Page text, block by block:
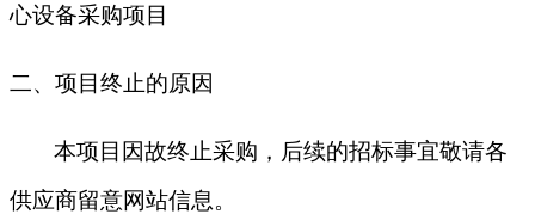
心设备采购项目
二、项目终止的原因
本项目因故终止采购，后续的招标事宜敬请各
供应商留意网站信息。